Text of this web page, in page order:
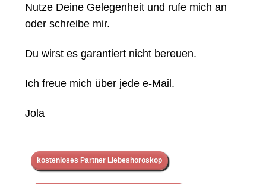
Nutze Deine Gelegenheit und rufe mich an
oder schreibe mir.
Du wirst es garantiert nicht bereuen.
Ich freue mich über jede e-Mail.
Jola
kostenloses Partner Liebeshoroskop